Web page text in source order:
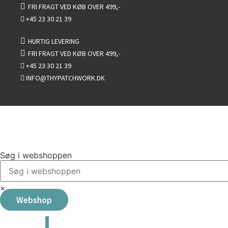
Videre FRI FRAGT VED KØB OVER 499,-
+45 23 30 21 39
HURTIG LEVERING
FRI FRAGT VED KØB OVER 499,-
+45 23 30 21 39
INFO@THYPATCHWORK.DK
Søg i webshoppen
×
Webshop